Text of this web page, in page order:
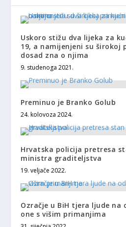
Uskoro stižu dva lijeka za
19, a namijenjeni su širokoj
dosad zna o njima
9. studenoga 2021.
Preminuo je Branko Golub
24. kolovoza 2024.
Hrvatska policija pretresa
ministra graditeljstva
19. veljače 2022.
Ozračje u BiH tjera ljude na
one s višim primanjima